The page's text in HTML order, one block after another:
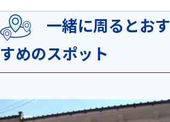
一緒に周るとおす
すめのスポット